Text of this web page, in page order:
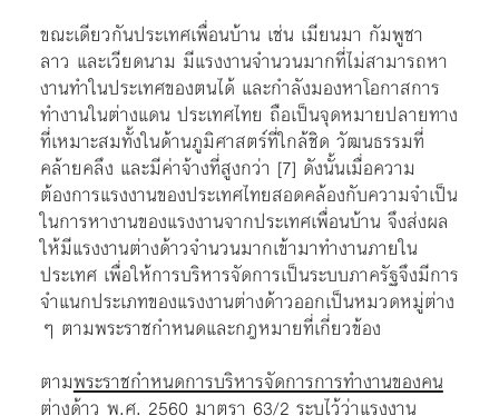
ขณะเดียวกันประเทศเพื่อนบ้าน เช่น เมียนมา กัมพูชา
ลาว และเวียดนาม มีแรงงานจำนวนมากที่ไม่สามารถหา
งานทำในประเทศของตนได้ และกำลังมองหาโอกาสการ
ทำงานในต่างแดน ประเทศไทย ถือเป็นจุดหมายปลายทาง
ที่เหมาะสมทั้งในด้านภูมิศาสตร์ที่ใกล้ชิด วัฒนธรรมที่
คล้ายคลึง และมีค่าจ้างที่สูงกว่า [7] ดังนั้นเมื่อความ
ต้องการแรงงานของประเทศไทยสอดคล้องกับความจำเป็น
ในการหางานของแรงงานจากประเทศเพื่อนบ้าน จึงส่งผล
ให้มีแรงงานต่างด้าวจำนวนมากเข้ามาทำงานภายใน
ประเทศ เพื่อให้การบริหารจัดการเป็นระบบภาครัฐจึงมีการ
จำแนกประเภทของแรงงานต่างด้าวออกเป็นหมวดหมู่ต่าง
ๆ ตามพระราชกำหนดและกฎหมายที่เกี่ยวข้อง
ตามพระราชกำหนดการบริหารจัดการการทำงานของคน
ต่างด้าว พ.ศ. 2560 มาตรา 63/2 ระบุไว้ว่าแรงงาน